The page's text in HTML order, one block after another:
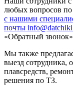
любых вопросов по
с нашими
почты
«Обратный
Мы также
выезд сотрудника,
плавсредств,
решения по ТЗ.